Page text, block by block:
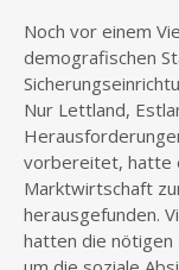
Noch vor einem
demografischen
Nur Lettland,
vorbereitet, hatte
Marktwirtschaft
herausgefunden.
hatten die nötigen